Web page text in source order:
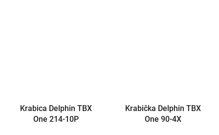
Krabica Delphin TBX
One 214-10P
Krabička Delphin TBX
One 90-4X